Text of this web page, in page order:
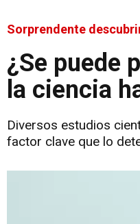
Sorprendente
¿Se puede
la ciencia
Diversos estudios
factor clave que lo